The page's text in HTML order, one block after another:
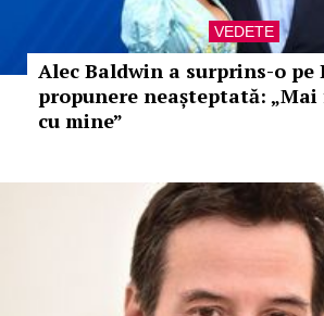
VEDETE
Alec Baldwin a surprins-o pe
propunere neașteptată:
cu mine”